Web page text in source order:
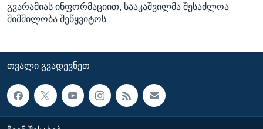
გვარამიას ინფორმაციით, სააკაშვილმა შესაძლოა
შიმშილობა შეწყვიტოს
ᲗᲕᲐᲚᲘ ᲒᲕᲐᲓᲔᲕᲜᲔᲗ